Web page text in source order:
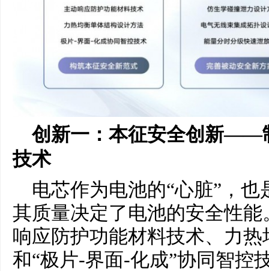
创新一：本征安全创新——
技术
电芯作为电池的“心脏”，
其质量决定了电池的安全性
响应防护功能材料技术、力
和“极片-界面-化成”协同智控